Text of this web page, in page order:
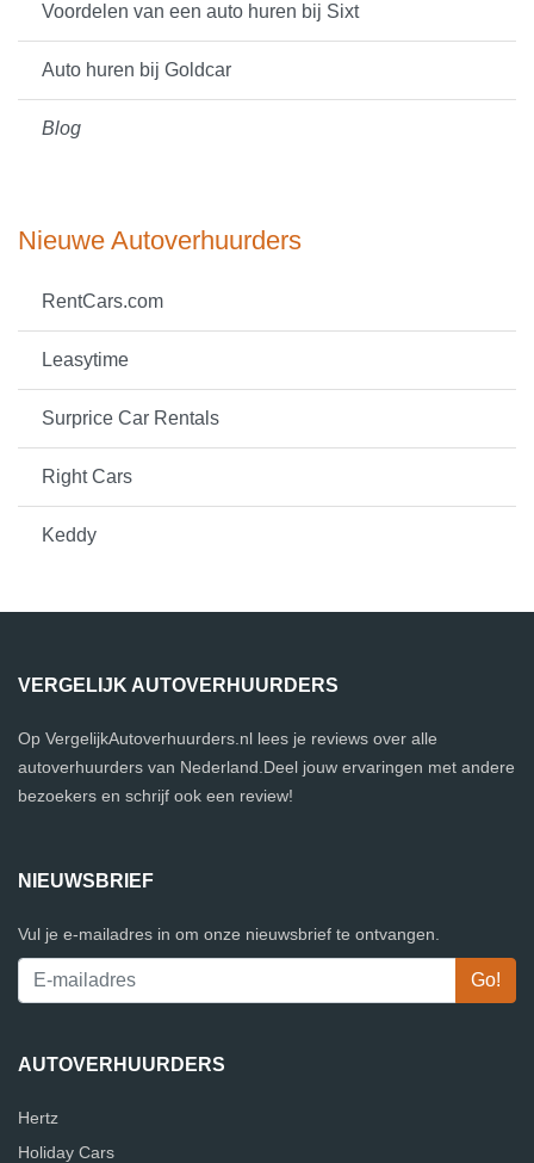
Voordelen van een auto huren bij Sixt
Auto huren bij Goldcar
Blog
Nieuwe Autoverhuurders
RentCars.com
Leasytime
Surprice Car Rentals
Right Cars
Keddy
VERGELIJK AUTOVERHUURDERS
Op VergelijkAutoverhuurders.nl lees je reviews over alle
autoverhuurders van Nederland.Deel jouw ervaringen met andere
bezoekers en schrijf ook een review!
NIEUWSBRIEF
Vul je e-mailadres in om onze nieuwsbrief te ontvangen.
AUTOVERHUURDERS
Hertz
Holiday Cars